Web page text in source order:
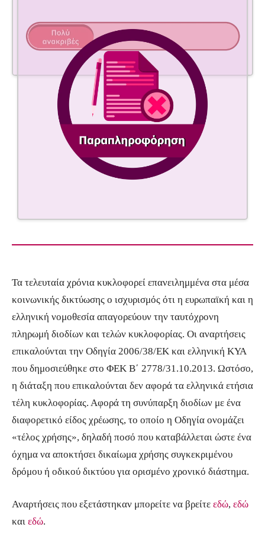
Τα τελευταία χρόνια κυκλοφορεί επανειλημμένα στα μέσα
κοινωνικής δικτύωσης ο ισχυρισμός ότι η ευρωπαϊκή και η
ελληνική νομοθεσία απαγορεύουν την ταυτόχρονη
πληρωμή διοδίων και τελών κυκλοφορίας. Οι αναρτήσεις
επικαλούνται την Οδηγία 2006/38/ΕΚ και ελληνική ΚΥΑ
που δημοσιεύθηκε στο ΦΕΚ Β΄ 2778/31.10.2013. Ωστόσο,
η διάταξη που επικαλούνται δεν αφορά τα ελληνικά ετήσια
τέλη κυκλοφορίας. Αφορά τη συνύπαρξη διοδίων με ένα
διαφορετικό είδος χρέωσης, το οποίο η Οδηγία ονομάζει
«τέλος χρήσης», δηλαδή ποσό που καταβάλλεται ώστε ένα
όχημα να αποκτήσει δικαίωμα χρήσης συγκεκριμένου
δρόμου ή οδικού δικτύου για ορισμένο χρονικό διάστημα.
Αναρτήσεις που εξετάστηκαν μπορείτε να βρείτε εδώ, εδώ
και εδώ.